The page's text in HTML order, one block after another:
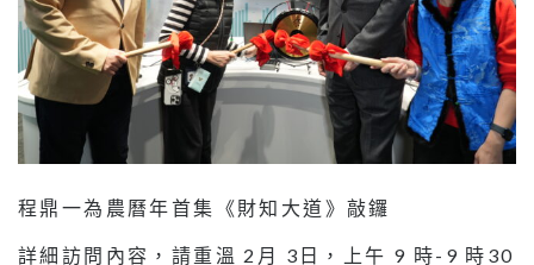
程鼎一為農曆年首集《財知大道》敲鑼
詳細訪問內容，請重溫 2月 3日，上午 9 時-9 時30